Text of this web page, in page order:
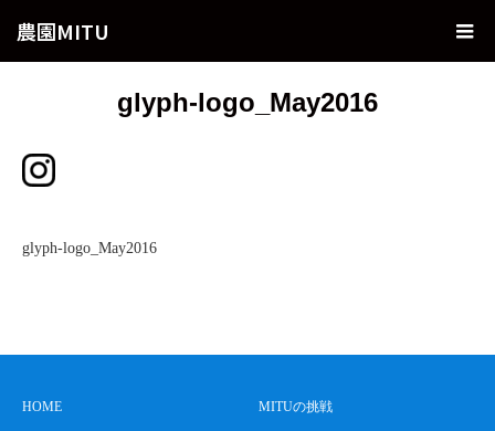
農園MITU
glyph-logo_May2016
glyph-logo_May2016
HOME MITUの挑戦